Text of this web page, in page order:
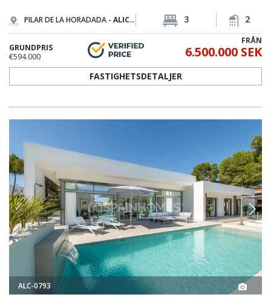
PILAR DE LA HORADADA - ALICANTE 3 2
GRUNDPRIS
€594.000
FRÅN
6.500.000 SEK
FASTIGHETSDETALJER
ALC-0793